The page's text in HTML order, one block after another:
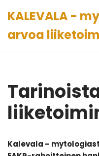
suoraan
KALEVALA -
arvoa
Kalevala –